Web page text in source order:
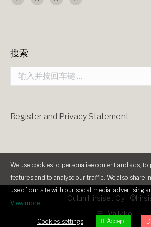
找到我们：
Facebook
in
new
X
new
YouTube
new
Instagram
new
搜索
Search:
Register and Privacy Statement
Oulun Hirsiset Oy -
Valikko
We use cookies to personalise content and ads,
features and to analyse our traffic. We also share
use of our site with our social media, advertising
View more
Cookies settings Accept